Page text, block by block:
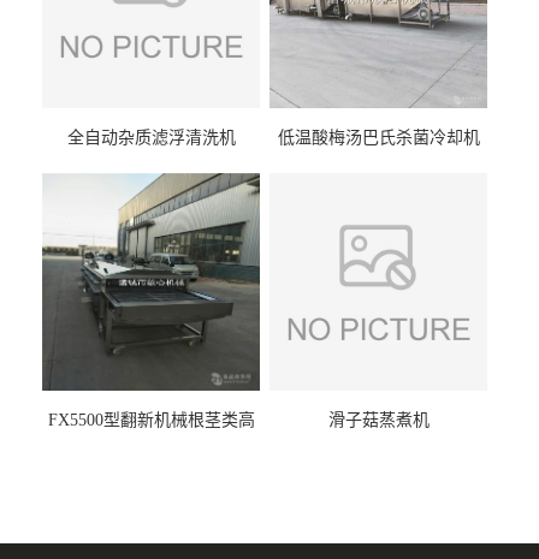
全自动杂质滤浮清洗机 低温酸梅汤巴氏杀菌冷却机
FX5500型翻新机械根茎类高
滑子菇蒸煮机